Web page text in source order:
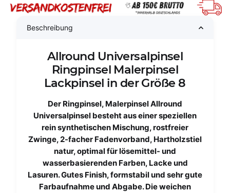
Beschreibung
Allround Universalpinsel
Ringpinsel Malerpinsel
Lackpinsel in der Größe 8
Der Ringpinsel, Malerpinsel Allround
Universalpinsel besteht aus einer speziellen
rein synthetischen Mischung, rostfreier
Zwinge, 2-facher Fadenvorband, Hartholzstiel
natur, optimal für lösemittel- und
wasserbasierenden Farben, Lacke und
Lasuren. Gutes Finish, formstabil und sehr gute
Farbaufnahme und Abgabe. Die weichen